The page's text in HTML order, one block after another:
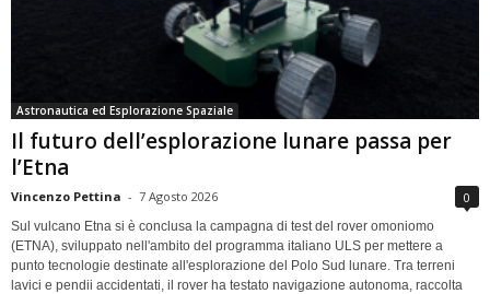
Astronautica ed Esplorazione Spaziale
Il futuro dell’esplorazione lunare passa per
l’Etna
Vincenzo Pettina - 7 Agosto 2026 0
Sul vulcano Etna si è conclusa la campagna di test del rover omoniomo
(ETNA), sviluppato nell'ambito del programma italiano ULS per mettere a
punto tecnologie destinate all'esplorazione del Polo Sud lunare. Tra terreni
lavici e pendii accidentati, il rover ha testato navigazione autonoma, raccolta